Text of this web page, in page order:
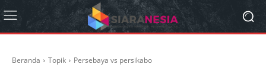
Beranda Topik Persebaya vs persikabo